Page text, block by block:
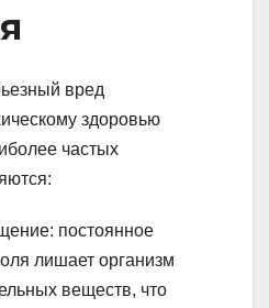
вред
здоровью
частых
постоянное
лишает организм
веществ, что